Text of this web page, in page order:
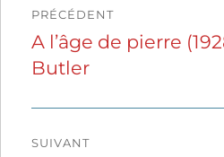
de
l’article
PRÉCÉDENT
Publication
précédente :
A l’âge de pierre
Butler
SUIVANT